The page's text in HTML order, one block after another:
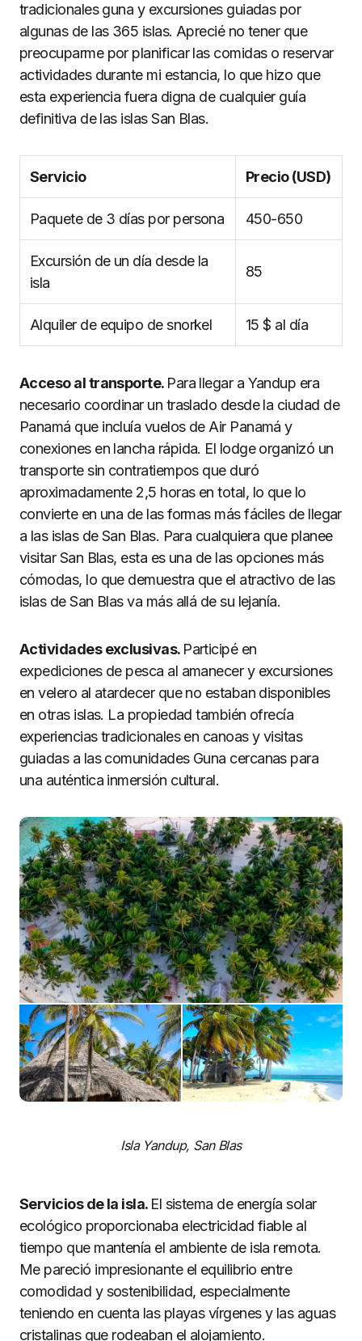
tradicionales guna y excursiones guiadas por
algunas de las 365 islas. Aprecié no tener que
preocuparme por planificar las comidas o reservar
actividades durante mi estancia, lo que hizo que
esta experiencia fuera digna de cualquier guía
definitiva de las islas San Blas.
Servicio Precio (USD)
Paquete de 3 días por persona 450-650
Excursión de un día desde la
isla
85
Alquiler de equipo de snorkel 15 $ al día
Acceso al transporte. Para llegar a Yandup era
necesario coordinar un traslado desde la ciudad de
Panamá que incluía vuelos de Air Panamá y
conexiones en lancha rápida. El lodge organizó un
transporte sin contratiempos que duró
aproximadamente 2,5 horas en total, lo que lo
convierte en una de las formas más fáciles de llegar
a las islas de San Blas. Para cualquiera que planee
visitar San Blas, esta es una de las opciones más
cómodas, lo que demuestra que el atractivo de las
islas de San Blas va más allá de su lejanía.
Actividades exclusivas. Participé en
expediciones de pesca al amanecer y excursiones
en velero al atardecer que no estaban disponibles
en otras islas. La propiedad también ofrecía
experiencias tradicionales en canoas y visitas
guiadas a las comunidades Guna cercanas para
una auténtica inmersión cultural.
Isla Yandup, San Blas
Servicios de la isla. El sistema de energía solar
ecológico proporcionaba electricidad fiable al
tiempo que mantenía el ambiente de isla remota.
Me pareció impresionante el equilibrio entre
comodidad y sostenibilidad, especialmente
teniendo en cuenta las playas vírgenes y las aguas
cristalinas que rodeaban el alojamiento.